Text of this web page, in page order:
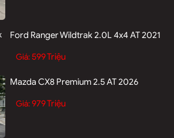
Ford Ranger Wildtrak 2.0L 4x4 AT 2021
Giá:599 Triệu
Mazda CX8 Premium 2.5 AT 2026
Giá:979 Triệu